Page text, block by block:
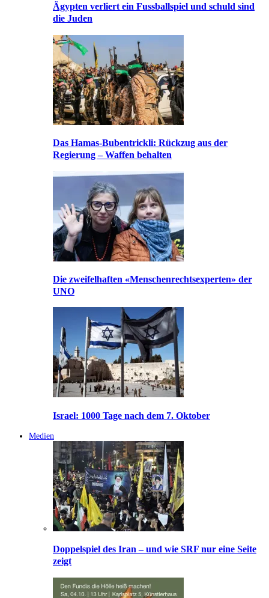
Ägypten verliert ein Fussballspiel und schuld sind
die Juden
Das Hamas-Bubentrickli: Rückzug aus der
Regierung – Waffen behalten
Die zweifelhaften «Menschenrechtsexperten» der
UNO
Israel: 1000 Tage nach dem 7. Oktober
Medien
Doppelspiel des Iran – und wie SRF nur eine Seite
zeigt